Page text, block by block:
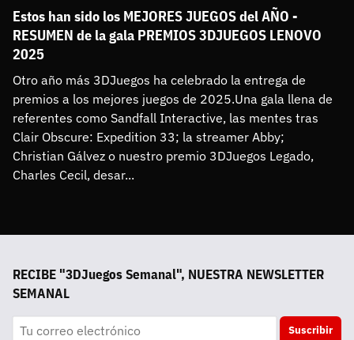
Estos han sido los MEJORES JUEGOS del AÑO -
RESUMEN de la gala PREMIOS 3DJUEGOS LENOVO
2025
Otro año más 3DJuegos ha celebrado la entrega de
premios a los mejores juegos de 2025.Una gala llena de
referentes como Sandfall Interactive, las mentes tras
Clair Obscure: Expedition 33; la streamer Abby;
Christian Gálvez o nuestro premio 3DJuegos Legado,
Charles Cecil, desar...
RECIBE "3DJuegos Semanal", NUESTRA NEWSLETTER
SEMANAL
Suscribir